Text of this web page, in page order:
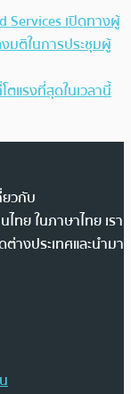
Services เปิดทางผู้
มติในการประชุมผู้
แรงที่สุดในเวลานี้
วกับ
ทย ในภาษาไทย เรา
างประเทศและนำมา